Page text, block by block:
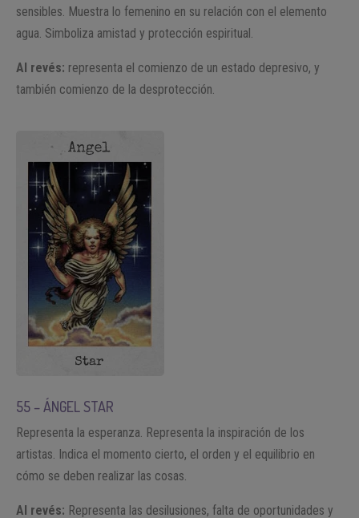
sensibles. Muestra lo femenino en su relación con el elemento
agua. Simboliza amistad y protección espiritual.
Al revés: representa el comienzo de un estado depresivo, y
también comienzo de la desprotección.
55 – ÁNGEL STAR
Representa la esperanza. Representa la inspiración de los
artistas. Indica el momento cierto, el orden y el equilibrio en
cómo se deben realizar las cosas.
Al revés: Representa las desilusiones, falta de oportunidades y